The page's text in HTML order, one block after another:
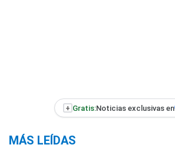
+ Gratis:Noticias exclusivas en
MÁS LEÍDAS